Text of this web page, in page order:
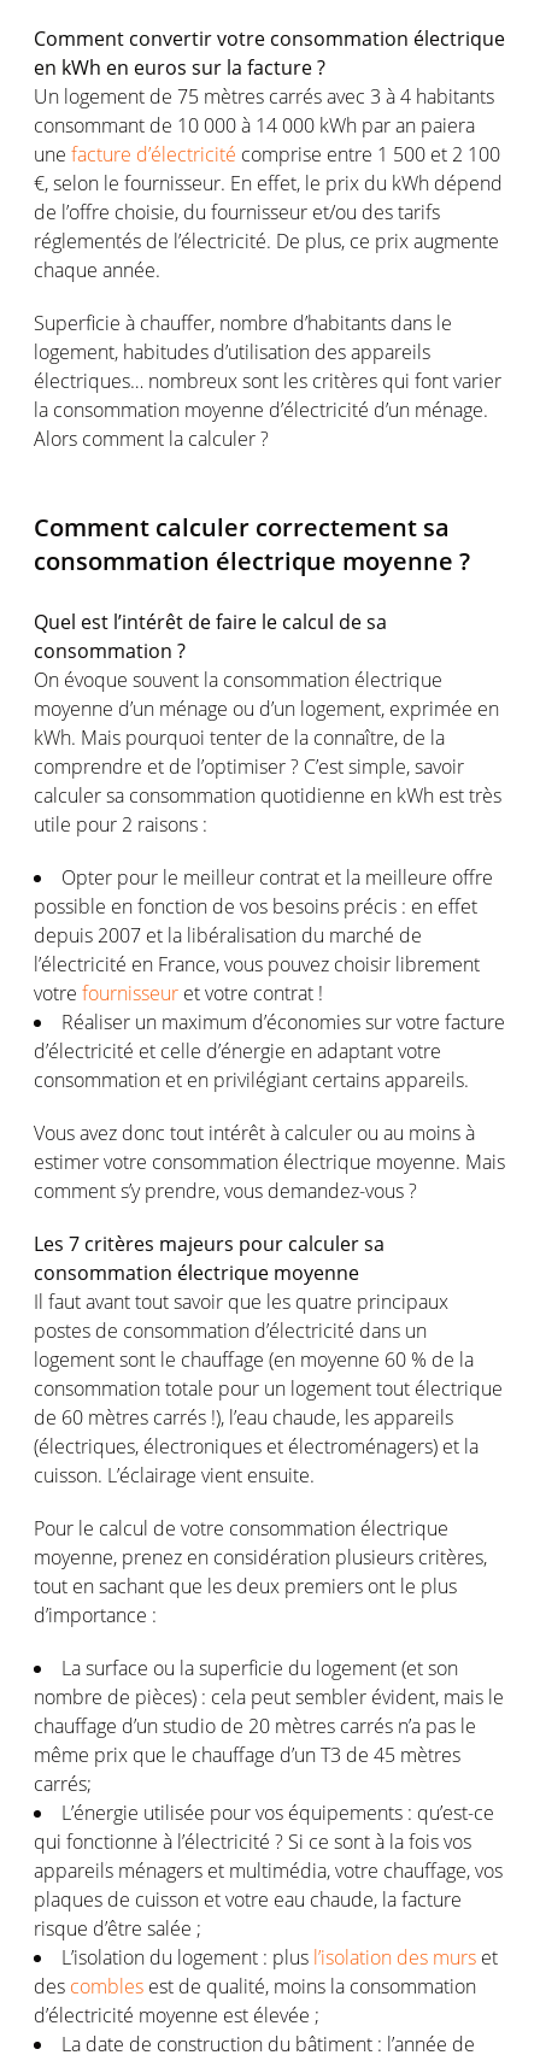
Comment convertir votre consommation électrique
en kWh en euros sur la facture ?
Un logement de 75 mètres carrés avec 3 à 4 habitants
consommant de 10 000 à 14 000 kWh par an paiera
une facture d’électricité comprise entre 1 500 et 2 100
€, selon le fournisseur. En effet, le prix du kWh dépend
de l’offre choisie, du fournisseur et/ou des tarifs
réglementés de l’électricité. De plus, ce prix augmente
chaque année.
Superficie à chauffer, nombre d’habitants dans le
logement, habitudes d’utilisation des appareils
électriques… nombreux sont les critères qui font varier
la consommation moyenne d’électricité d’un ménage.
Alors comment la calculer ?
Comment calculer correctement sa
consommation électrique moyenne ?
Quel est l’intérêt de faire le calcul de sa
consommation ?
On évoque souvent la consommation électrique
moyenne d’un ménage ou d’un logement, exprimée en
kWh. Mais pourquoi tenter de la connaître, de la
comprendre et de l’optimiser ? C’est simple, savoir
calculer sa consommation quotidienne en kWh est très
utile pour 2 raisons :
Opter pour le meilleur contrat et la meilleure offre
possible en fonction de vos besoins précis : en effet
depuis 2007 et la libéralisation du marché de
l’électricité en France, vous pouvez choisir librement
votre fournisseur et votre contrat !
Réaliser un maximum d’économies sur votre facture
d’électricité et celle d’énergie en adaptant votre
consommation et en privilégiant certains appareils.
Vous avez donc tout intérêt à calculer ou au moins à
estimer votre consommation électrique moyenne. Mais
comment s’y prendre, vous demandez-vous ?
Les 7 critères majeurs pour calculer sa
consommation électrique moyenne
Il faut avant tout savoir que les quatre principaux
postes de consommation d’électricité dans un
logement sont le chauffage (en moyenne 60 % de la
consommation totale pour un logement tout électrique
de 60 mètres carrés !), l’eau chaude, les appareils
(électriques, électroniques et électroménagers) et la
cuisson. L’éclairage vient ensuite.
Pour le calcul de votre consommation électrique
moyenne, prenez en considération plusieurs critères,
tout en sachant que les deux premiers ont le plus
d’importance :
La surface ou la superficie du logement (et son
nombre de pièces) : cela peut sembler évident, mais le
chauffage d’un studio de 20 mètres carrés n’a pas le
même prix que le chauffage d’un T3 de 45 mètres
carrés;
L’énergie utilisée pour vos équipements : qu’est-ce
qui fonctionne à l’électricité ? Si ce sont à la fois vos
appareils ménagers et multimédia, votre chauffage, vos
plaques de cuisson et votre eau chaude, la facture
risque d’être salée ;
L’isolation du logement : plus l’isolation des murs et
des combles est de qualité, moins la consommation
d’électricité moyenne est élevée ;
La date de construction du bâtiment : l’année de